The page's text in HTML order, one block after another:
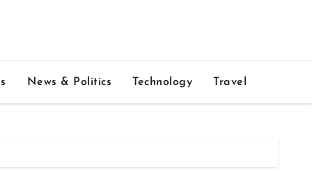
News & Politics Technology Travel